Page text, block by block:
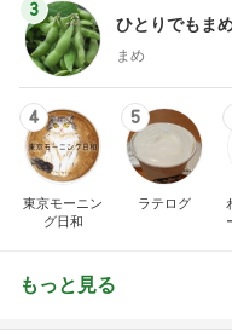
3
ひとりでもま
まめ
4
東京モーニン
グ日和
5
ラテログ
もっと見る